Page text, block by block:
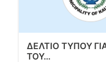
ΔΕΛΤΙΟ ΤΥΠΟΥ
ΤΟΥ…